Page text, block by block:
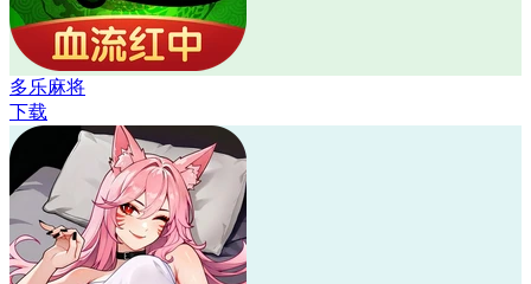
多乐麻将
下载